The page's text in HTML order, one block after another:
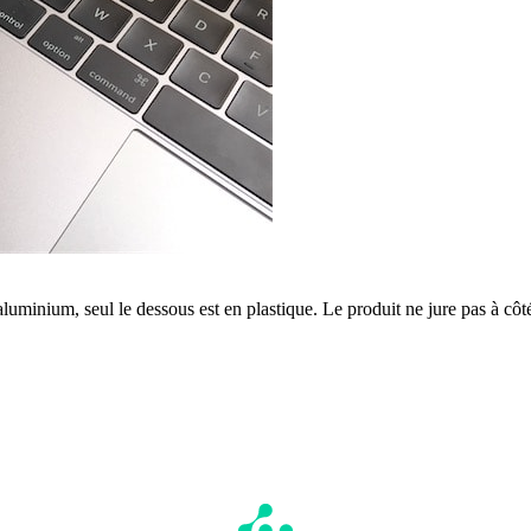
seul le dessous est en plastique. Le produit ne jure pas à